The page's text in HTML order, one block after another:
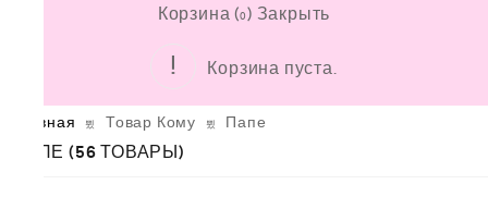
Корзина (0) Закрыть
Корзина пуста.
Главная Товар Кому Папе
ПАПЕ (56 ТОВАРЫ)